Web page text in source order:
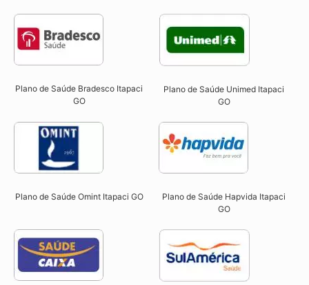
Plano de Saúde Bradesco Itapaci
GO
Plano de Saúde Unimed Itapaci
GO
Plano de Saúde Omint Itapaci GO​
Plano de Saúde Hapvida Itapaci
GO​